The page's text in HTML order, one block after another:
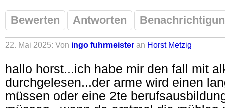
Bewerten Antworten
22. Mai 2025: Von ingo fuhrmeister an Horst Metzig
hallo horst...ich habe mir den fall mit
durchgelesen...der arme wird einen
müssen oder eine 2te